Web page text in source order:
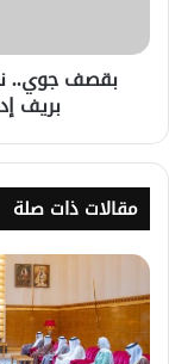
بقصف جوي..
بريف
مقالات ذات صلة